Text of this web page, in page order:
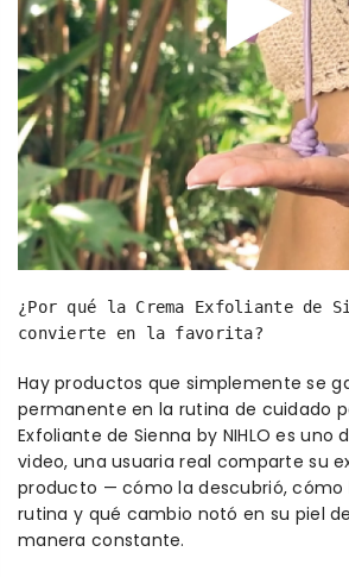
¿Por qué la Crema Exfoliante de
convierte en la favorita?
Hay productos que simplemente se
permanente en la rutina de cuidado
Exfoliante de Sienna by NIHLO es uno
video, una usuaria real comparte su
producto — cómo la descubrió, cómo
rutina y qué cambio notó en su piel
manera constante.